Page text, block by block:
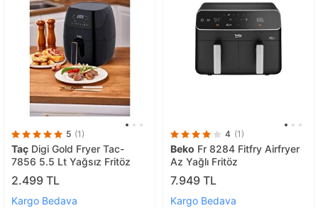
5 (1)
Taç Digi Gold Fryer Tac-
7856 5.5 Lt Yağsız Fritöz
2.499 TL
Kargo Bedava
4 (1)
Beko Fr 8284 Fitfry Airfryer
Az Yağlı Fritöz
7.949 TL
Kargo Bedava